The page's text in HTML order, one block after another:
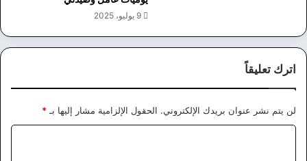
9 يوليو، 2025
اترك تعليقاً
لن يتم نشر عنوان بريدك الإلكتروني. الحقول الإلزامية مشار إليها بـ *